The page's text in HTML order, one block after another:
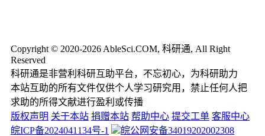
Copyright © 2020-2026 AbleSci.COM, 科研通, All Right
Reserved
科研通是非营利科研互助平台，不忘初心，为科研助力
本站互助的所有文件仅供个人学习研究用，禁止任何人把
求助的所得文献进行盈利或传播
版权声明 关于本站 捐赠本站 帮助中心 提交工单 客服中心
皖ICP备2024041134号-1
皖公网安备34019202002308